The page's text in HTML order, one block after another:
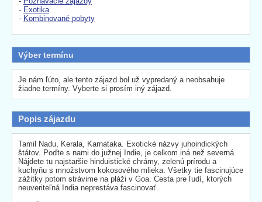
- Exotika
- Kombinované pobyty
Výber termínu
Je nám ľúto, ale tento zájazd bol už vypredaný a neobsahuje
žiadne termíny. Vyberte si prosím iný zájazd.
Popis zájazdu
Tamil Nadu, Kerala, Karnataka. Exotické názvy juhoindických
štátov. Poďte s nami do južnej Indie, je celkom iná než severná.
Nájdete tu najstaršie hinduistické chrámy, zelenú prírodu a
kuchyňu s množstvom kokosového mlieka. Všetky tie fascinujúce
zážitky potom strávime na pláži v Goa. Cesta pre ľudí, ktorých
neuveriteľná India neprestáva fascinovať.